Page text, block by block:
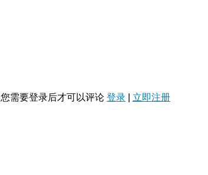
您需要登录后才可以评论 登录 立即注册